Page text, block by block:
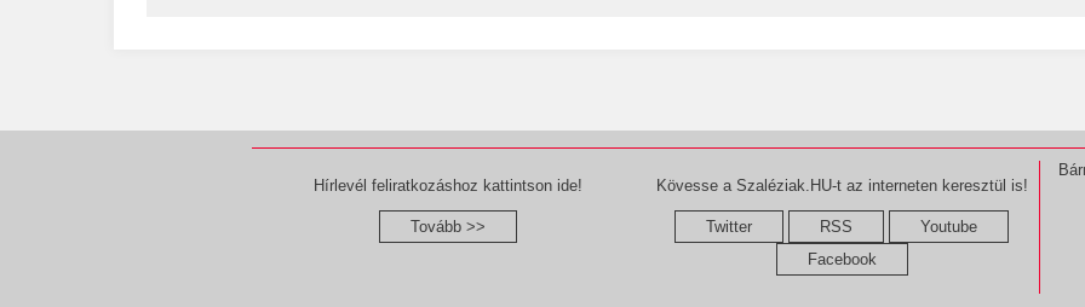
Hírlevél feliratkozáshoz kattintson ide!
Tovább >>
Kövesse a Szaléziak.HU-t az interneten keresztül is!
Twitter RSS
Youtube
Facebook